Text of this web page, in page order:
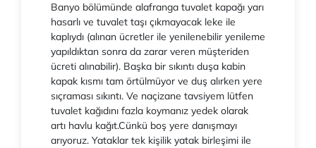
Banyo bölümünde alafranga tuvalet kapağı yarı
hasarlı ve tuvalet taşı çıkmayacak leke ile
kaplıydı (alınan ücretler ile yenilenebilir yenileme
yapıldıktan sonra da zarar veren müşteriden
ücreti alınabilir). Başka bir sıkıntı duşa kabin
kapak kısmı tam örtülmüyor ve duş alırken yere
sıçraması sıkıntı. Ve naçizane tavsiyem lütfen
tuvalet kağıdını fazla koymanız yedek olarak
artı havlu kağıt.Cünkü boş yere danışmayı
arıyoruz. Yataklar tek kişilik yatak birleşimi ile